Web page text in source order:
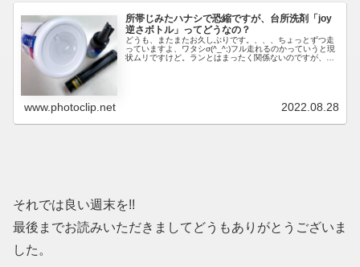
所帯じみたハナシで恐縮ですが、台所洗剤「joy
逆さボトル」ってどうなの？
どうも、またまたお久しぶりです。、、、ちょっとずつ走
っていますよ、ワタシσ(^_^;)フル走れるのかっていうと現
状ムリですけど。ランとはまったく関係ないのですが、台
www.photoclip.net 2022.08.28
それでは良い週末を!!
最後までお読みいただきましてどうもありがとうございま
した。